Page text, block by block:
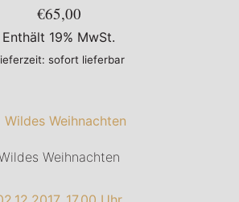
€65,00
Enthält 19% MwSt.
sofort lieferbar
Weihnachten